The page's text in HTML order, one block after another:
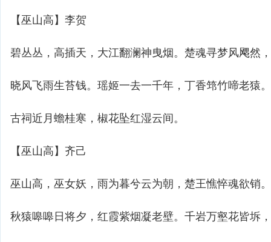
【巫山高】李贺
碧丛丛，高插天，大江翻澜神曳烟。楚魂寻梦风飔然，
晓风飞雨生苔钱。瑶姬一去一千年，丁香筇竹啼老猿。
古祠近月蟾桂寒，椒花坠红湿云间。
【巫山高】齐己
巫山高，巫女妖，雨为暮兮云为朝，楚王憔悴魂欲销。
秋猿嗥嗥日将夕，红霞紫烟凝老壁。千岩万壑花皆坼，